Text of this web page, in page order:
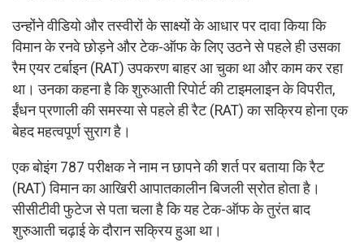
उन्होंने वीडियो और तस्वीरों के साक्ष्यों के आधार पर दावा किया कि
विमान के रनवे छोड़ने और टेक-ऑफ के लिए उठने से पहले ही उसका
रैम एयर टर्बाइन (RAT) उपकरण बाहर आ चुका था और काम कर रहा
था। उनका कहना है कि शुरुआती रिपोर्ट की टाइमलाइन के विपरीत,
ईंधन प्रणाली की समस्या से पहले ही रैट (RAT) का सक्रिय होना एक
बेहद महत्वपूर्ण सुराग है।
एक बोइंग 787 परीक्षक ने नाम न छापने की शर्त पर बताया कि रैट
(RAT) विमान का आखिरी आपातकालीन बिजली स्रोत होता है।
सीसीटीवी फुटेज से पता चला है कि यह टेक-ऑफ के तुरंत बाद
शुरुआती चढ़ाई के दौरान सक्रिय हुआ था।